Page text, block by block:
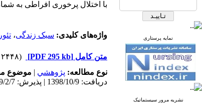
نمایه پرستاری
نشریه مرور سیستماتیک
با اختلال پرخوری افراطی به
واژه‌های کلیدی: سبک زندگی،
متن کامل [PDF 295 kb]
(۲۴۴۸ دریافت)
نوع مطالعه: پژوهشي | موضوع
دریافت: 1398/10/9 | پذیرش: 1399/2/7 | انتشار: 1399/2/10 | انتشار الکترونیک: 1399/2/10